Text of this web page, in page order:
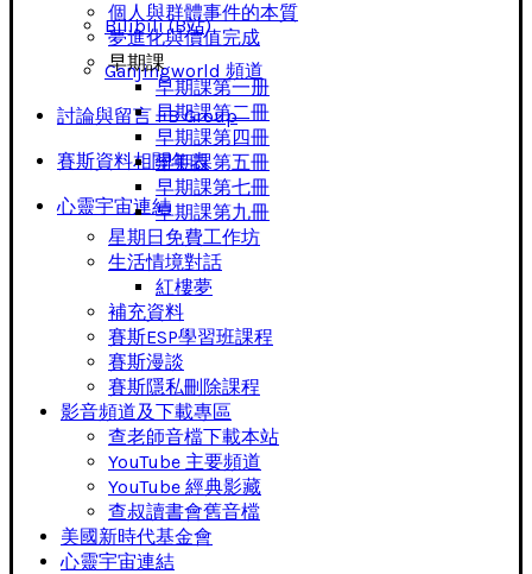
Bilibili (B站)
Ganjingworld 頻道
討論與留言 FB Group
賽斯資料相關年表
心靈宇宙連結
個人與群體事件的本質
夢進化與價值完成
早期課
早期課第一册
早期課第二冊
早期課第四冊
早期課第五冊
早期課第七冊
早期課第九冊
星期日免費工作坊
生活情境對話
紅樓夢
補充資料
賽斯ESP學習班課程
賽斯漫談
賽斯隱私刪除課程
影音頻道及下載專區
查老師音檔下載本站
YouTube 主要頻道
YouTube 經典影藏
查叔讀書會舊音檔
美國新時代基金會
心靈宇宙連結